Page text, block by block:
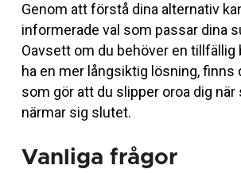
Genom att förstå dina alternativ
informerade val som passar dina
Oavsett om du behöver en tillfällig
ha en mer långsiktig lösning, finns
som gör att du slipper oroa dig
närmar sig slutet.
Vanliga frågor